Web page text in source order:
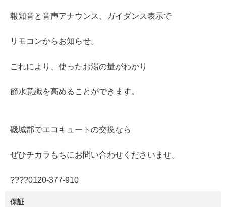
報知音と音声アナウンス、ガイダンス表示で
リモコンからお知らせ。
これにより、使ったお湯の量がわかり
節水意識を高めることができます。
磯城郡でエコキュートの交換なら
ぜひチカラもちにお問い合わせくださいませ。
????0120‐377‐910
保証